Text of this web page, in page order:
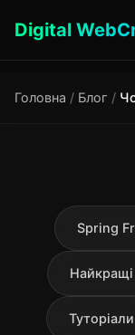
Digital
Головна / Блог /
Spring
Туторіали